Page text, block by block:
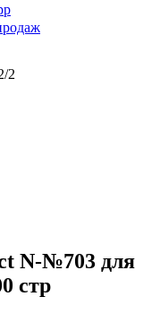
2
N-№703 для
стр